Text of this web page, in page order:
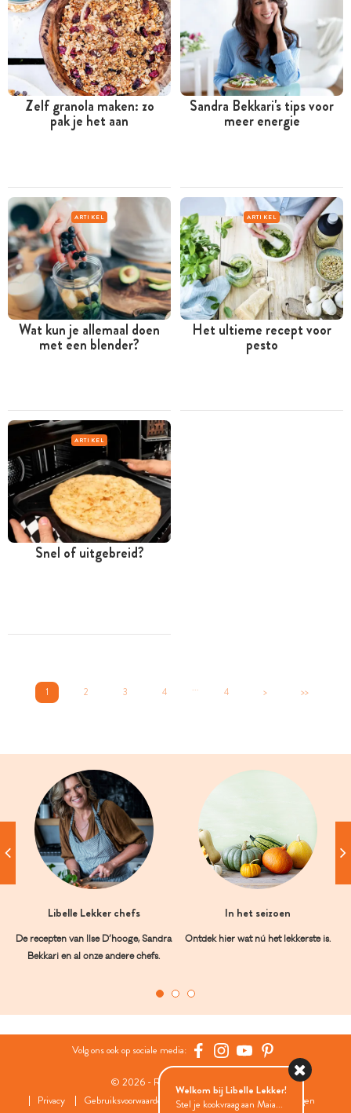
Zelf granola maken: zo
pak je het aan
Sandra Bekkari's tips voor
meer energie
ARTIKEL
Wat kun je allemaal doen
met een blender?
ARTIKEL
Het ultieme recept voor
pesto
ARTIKEL
Snel of uitgebreid?
1 2 3 4 ... 4 > >>
Libelle Lekker chefs
De recepten van Ilse D’hooge, Sandra
Bekkari en al onze andere chefs.
In het seizoen
Ontdek hier wat nú het lekkerste is.
Volg ons ook op sociale media:
© 2026 - Roularta Media Group
Privacy
Gebruiksvoorwaarden Cookies Cookies instellingen
Welkom bij Libelle Lekker!
Stel je kookvraag aan Maia...